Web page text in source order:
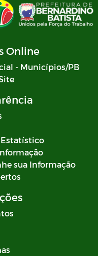
Online
- Municípios/PB
sua Informação